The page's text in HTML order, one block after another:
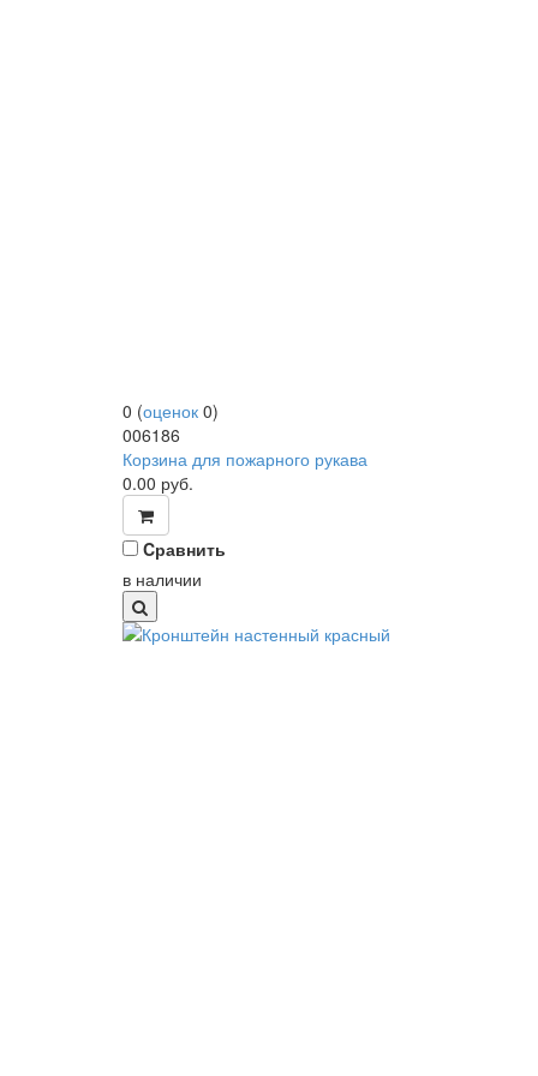
0 (оценок 0)
006186
Корзина для пожарного рукава
0.00 руб.
Cравнить
в наличии